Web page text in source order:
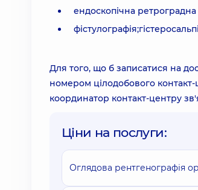
ендоскопічна
Для того, що б записатися на
номером цілодобового
координатор контакт-центру
Ціни на послуги:
Оглядова рентгенографія